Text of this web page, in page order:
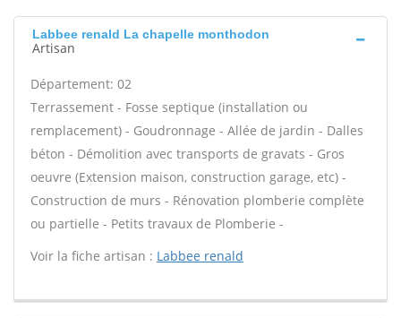
Labbee renald La chapelle monthodon
Artisan
Département: 02
Terrassement - Fosse septique (installation ou
remplacement) - Goudronnage - Allée de jardin - Dalles
béton - Démolition avec transports de gravats - Gros
oeuvre (Extension maison, construction garage, etc) -
Construction de murs - Rénovation plomberie complète
ou partielle - Petits travaux de Plomberie -
Voir la fiche artisan : Labbee renald